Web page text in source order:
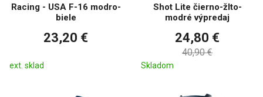
Racing - USA F-16 modro-
biele
23,20 €
ext. sklad
Shot Lite čierno-žlto-
modré výpredaj
24,80 €
40,90 €
Skladom